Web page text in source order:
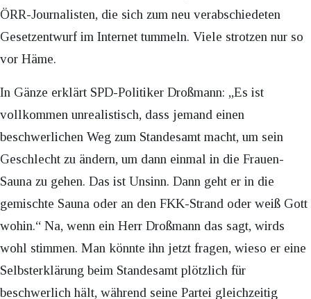
ÖRR-Journalisten, die sich zum neu verabschiedeten
Gesetzentwurf im Internet tummeln. Viele strotzen nur so
vor Häme.
In Gänze erklärt SPD-Politiker Droßmann: „Es ist
vollkommen unrealistisch, dass jemand einen
beschwerlichen Weg zum Standesamt macht, um sein
Geschlecht zu ändern, um dann einmal in die Frauen-
Sauna zu gehen. Das ist Unsinn. Dann geht er in die
gemischte Sauna oder an den FKK-Strand oder weiß Gott
wohin.“ Na, wenn ein Herr Droßmann das sagt, wirds
wohl stimmen. Man könnte ihn jetzt fragen, wieso er eine
Selbsterklärung beim Standesamt plötzlich für
beschwerlich hält, während seine Partei gleichzeitig